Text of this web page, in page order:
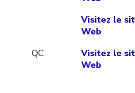
Visitez le
Web
QC
Visitez le
Web